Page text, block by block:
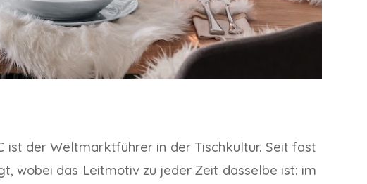
ist der Weltmarktführer in der Tischkultur. Seit fast
wobei das Leitmotiv zu jeder Zeit dasselbe ist: im